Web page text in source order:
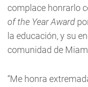
complace honrarlo
of the Year Award
la educación, y su
comunidad de
“Me honra